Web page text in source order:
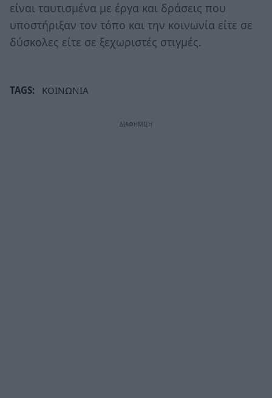
είναι ταυτισμένα με έργα και δράσεις που
υποστήριξαν τον τόπο και την κοινωνία είτε σε
δύσκολες είτε σε ξεχωριστές στιγμές.
TAGS: ΚΟΙΝΩΝΙΑ